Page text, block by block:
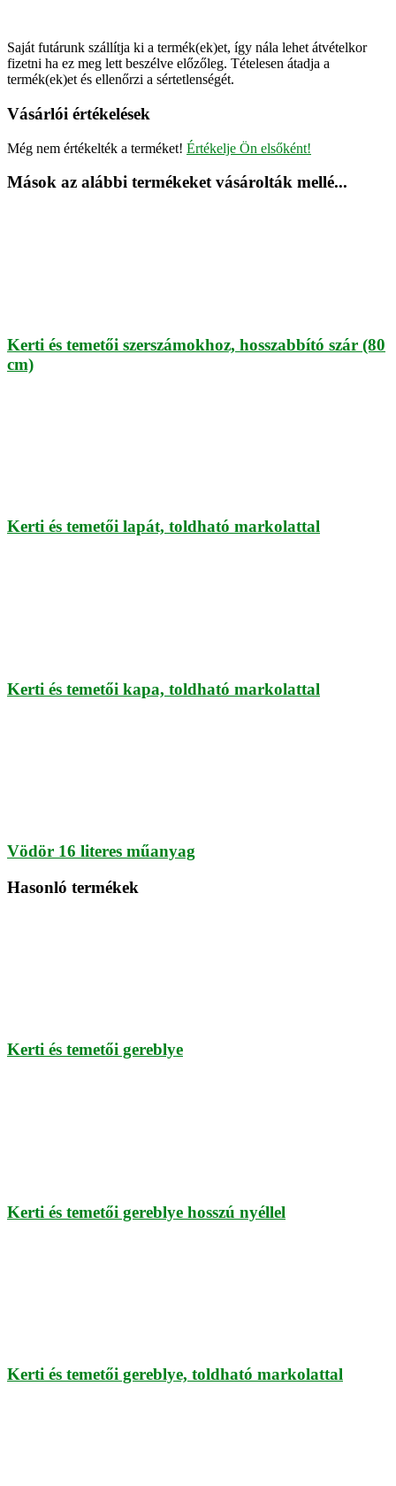
Saját futárunk szállítja ki a termék(ek)et, így nála lehet átvételkor
fizetni ha ez meg lett beszélve előzőleg. Tételesen átadja a
termék(ek)et és ellenőrzi a sértetlenségét.
Vásárlói értékelések
Még nem értékelték a terméket! Értékelje Ön elsőként!
Mások az alábbi termékeket vásárolták mellé...
Kerti és temetői szerszámokhoz, hosszabbító szár (80
cm)
Kerti és temetői lapát, toldható markolattal
Kerti és temetői kapa, toldható markolattal
Vödör 16 literes műanyag
Hasonló termékek
Kerti és temetői gereblye
Kerti és temetői gereblye hosszú nyéllel
Kerti és temetői gereblye, toldható markolattal